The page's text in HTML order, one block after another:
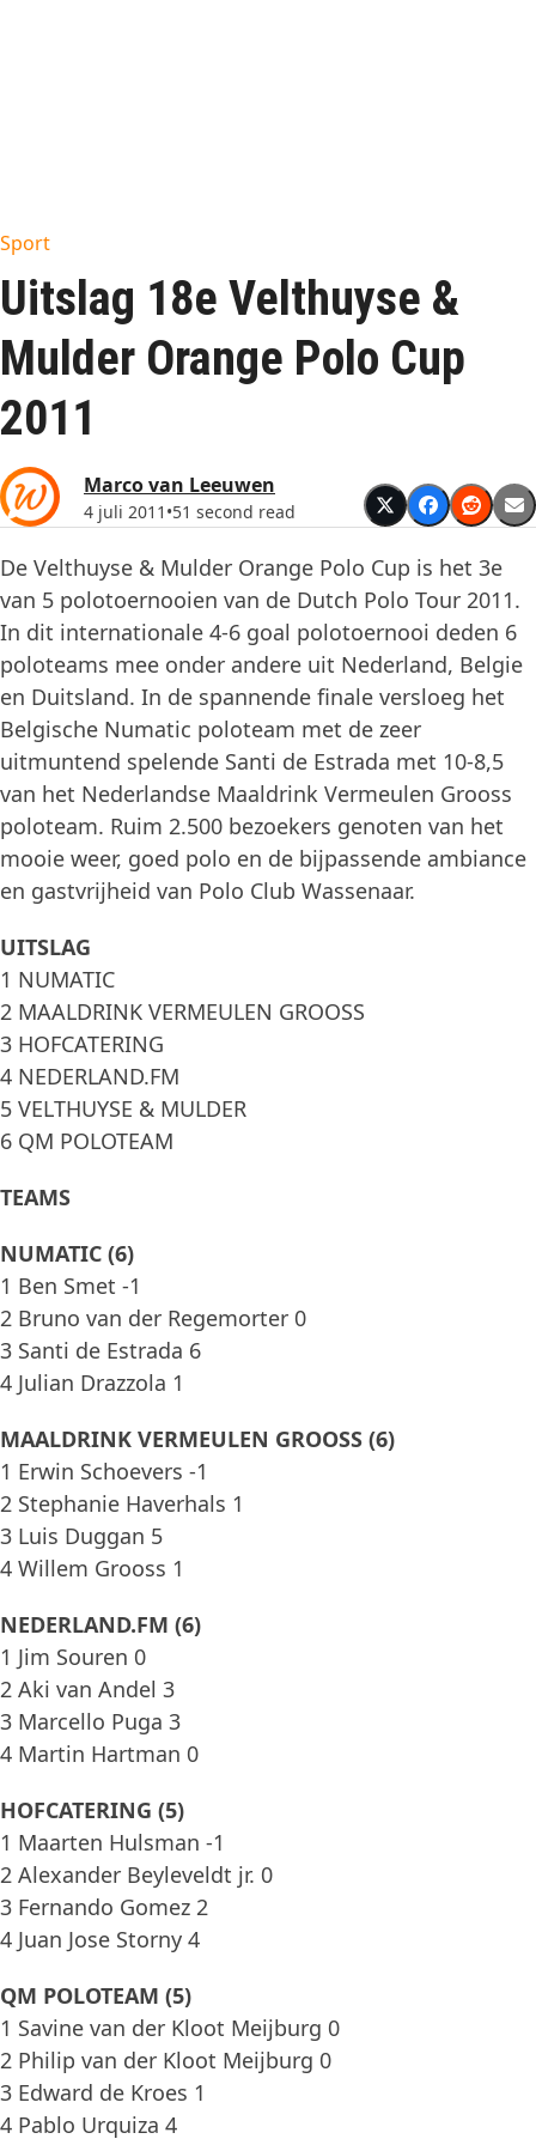
Sport
Uitslag 18e Velthuyse &
Mulder Orange Polo Cup
2011
Marco van Leeuwen
4 juli 2011 •51 second read
De Velthuyse & Mulder Orange Polo Cup is het 3e
van 5 polotoernooien van de Dutch Polo Tour 2011.
In dit internationale 4-6 goal polotoernooi deden 6
poloteams mee onder andere uit Nederland, Belgie
en Duitsland. In de spannende finale versloeg het
Belgische Numatic poloteam met de zeer
uitmuntend spelende Santi de Estrada met 10-8,5
van het Nederlandse Maaldrink Vermeulen Grooss
poloteam. Ruim 2.500 bezoekers genoten van het
mooie weer, goed polo en de bijpassende ambiance
en gastvrijheid van Polo Club Wassenaar.
UITSLAG
1 NUMATIC
2 MAALDRINK VERMEULEN GROOSS
3 HOFCATERING
4 NEDERLAND.FM
5 VELTHUYSE & MULDER
6 QM POLOTEAM
TEAMS
NUMATIC (6)
1 Ben Smet -1
2 Bruno van der Regemorter 0
3 Santi de Estrada 6
4 Julian Drazzola 1
MAALDRINK VERMEULEN GROOSS (6)
1 Erwin Schoevers -1
2 Stephanie Haverhals 1
3 Luis Duggan 5
4 Willem Grooss 1
NEDERLAND.FM (6)
1 Jim Souren 0
2 Aki van Andel 3
3 Marcello Puga 3
4 Martin Hartman 0
HOFCATERING (5)
1 Maarten Hulsman -1
2 Alexander Beyleveldt jr. 0
3 Fernando Gomez 2
4 Juan Jose Storny 4
QM POLOTEAM (5)
1 Savine van der Kloot Meijburg 0
2 Philip van der Kloot Meijburg 0
3 Edward de Kroes 1
4 Pablo Urquiza 4